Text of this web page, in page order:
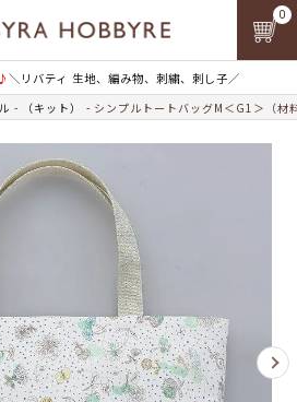
＼リバティ 生地、編み物、刺繍、刺し子／
0
（キット） シンプルトートバッグM＜G1＞（材